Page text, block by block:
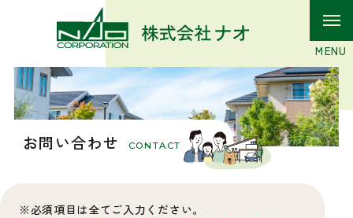
お問い合わせ CONTACT
必須項目は全てご入力ください。